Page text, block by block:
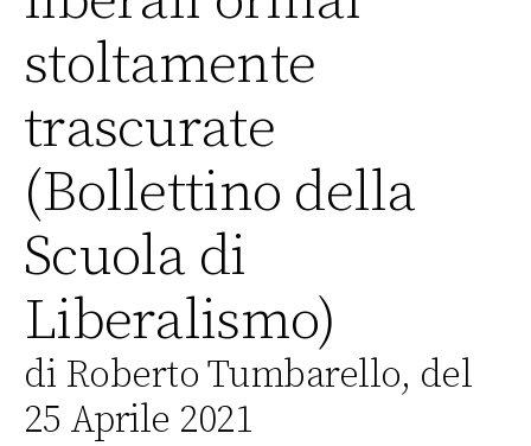
stoltamente
trascurate
(Bollettino della
Scuola di
Liberalismo)
di Roberto Tumbarello, del
25 Aprile 2021